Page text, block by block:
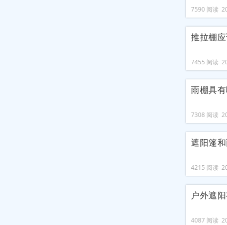
7590 阅读
推拉棚
7455 阅读
雨棚具
7308 阅读
遮阳篷
4215 阅读
户外遮
4087 阅读